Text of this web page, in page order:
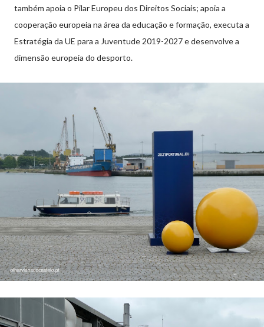
também apoia o Pilar Europeu dos Direitos Sociais; apoia a
cooperação europeia na área da educação e formação, executa a
Estratégia da UE para a Juventude 2019-2027 e desenvolve a
dimensão europeia do desporto.